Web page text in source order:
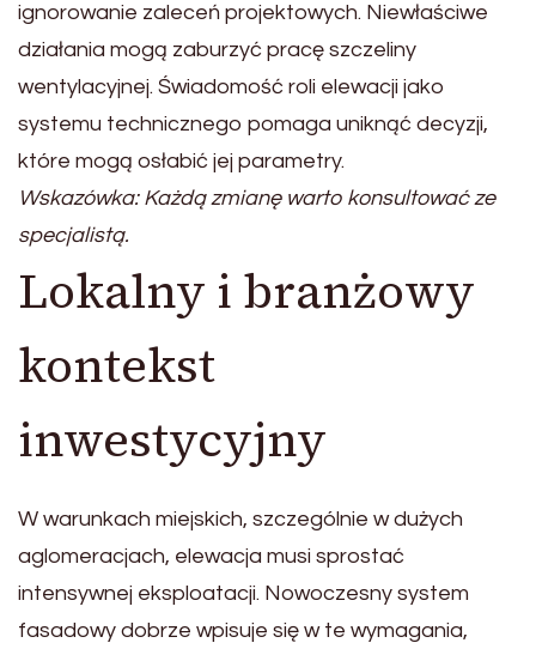
ignorowanie zaleceń projektowych. Niewłaściwe
działania mogą zaburzyć pracę szczeliny
wentylacyjnej. Świadomość roli elewacji jako
systemu technicznego pomaga uniknąć decyzji,
które mogą osłabić jej parametry.
Wskazówka: Każdą zmianę warto konsultować ze
specjalistą.
Lokalny i branżowy
kontekst
inwestycyjny
W warunkach miejskich, szczególnie w dużych
aglomeracjach, elewacja musi sprostać
intensywnej eksploatacji. Nowoczesny system
fasadowy dobrze wpisuje się w te wymagania,